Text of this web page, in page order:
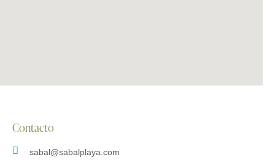
Contacto
sabal@sabalplaya.com